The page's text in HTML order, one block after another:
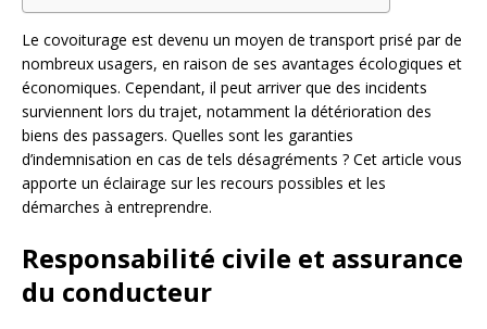
Le covoiturage est devenu un moyen de transport prisé par de
nombreux usagers, en raison de ses avantages écologiques et
économiques. Cependant, il peut arriver que des incidents
surviennent lors du trajet, notamment la détérioration des
biens des passagers. Quelles sont les garanties
d’indemnisation en cas de tels désagréments ? Cet article vous
apporte un éclairage sur les recours possibles et les
démarches à entreprendre.
Responsabilité civile et assurance
du conducteur